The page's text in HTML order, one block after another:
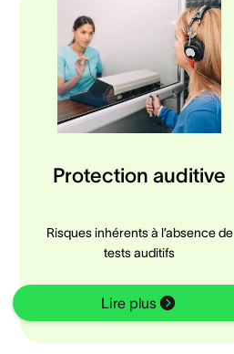
Protection auditive
Risques inhérents à l’absence de
tests auditifs
Lire plus